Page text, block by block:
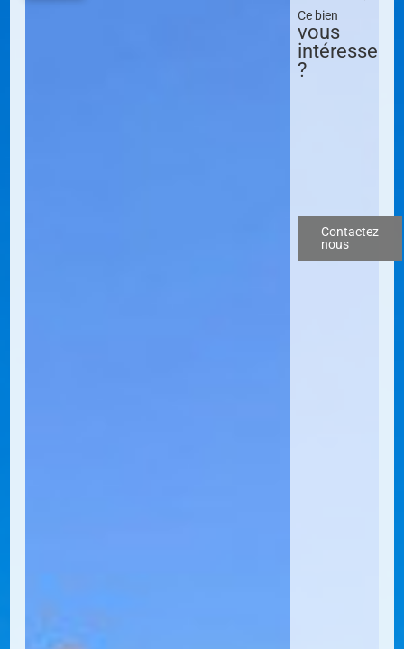
Ce bien
vous
intéresse
?
Contactez
nous